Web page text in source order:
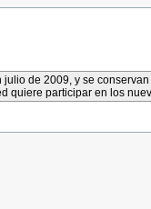
julio de 2009, y se
quiere participar en los